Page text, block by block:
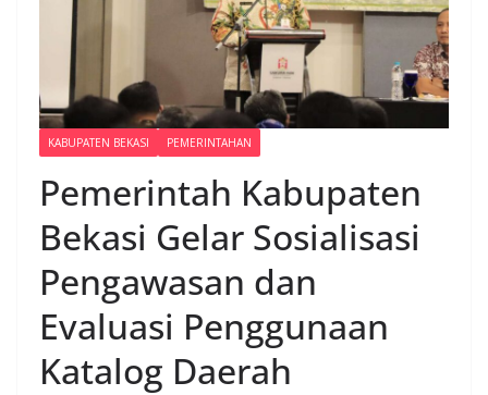
KABUPATEN BEKASI PEMERINTAHAN
Pemerintah Kabupaten
Bekasi Gelar Sosialisasi
Pengawasan dan
Evaluasi Penggunaan
Katalog Daerah